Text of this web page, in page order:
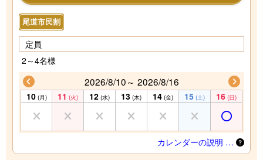
尾道市民割
定員
2～4名様
2026/8/10～ 2026/8/16
10 (月) 11 (火) 12 (水) 13 (木) 14 (金) 15 (土) 16 (日)
カレンダーの説明 …